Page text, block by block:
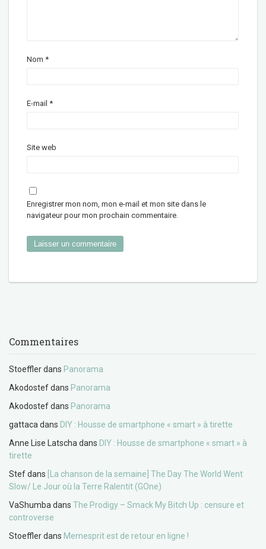
Nom *
E-mail *
Site web
Enregistrer mon nom, mon e-mail et mon site dans le
navigateur pour mon prochain commentaire.
Commentaires
Stoefflerdans Panorama
Akodostefdans Panorama
Akodostefdans Panorama
gattaca dans DIY : Housse de smartphone « smart » à tirette
Anne Lise Latscha dans DIY : Housse de smartphone « smart » à
tirette
Stefdans
[La chanson de la semaine] The Day The World Went
Slow/ Le Jour où la Terre Ralentit (GOne)
VaShumba dans The Prodigy – Smack My Bitch Up : censure et
controverse
Stoefflerdans Memesprit est de retour en ligne !